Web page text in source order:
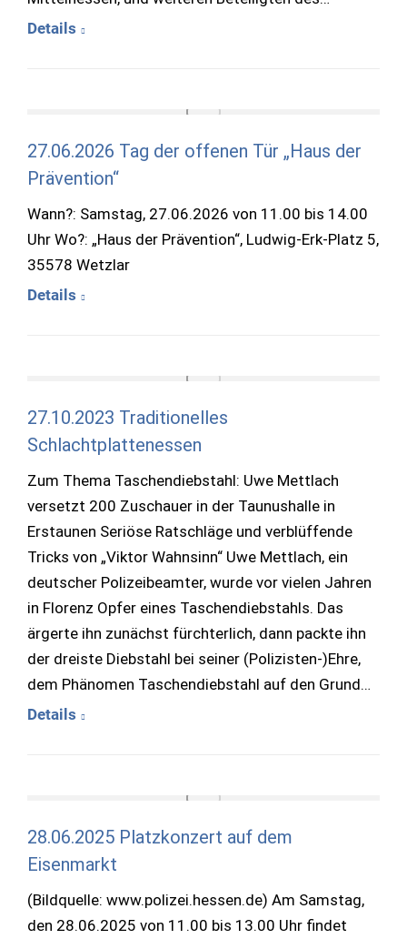
Details
27.06.2026 Tag der offenen Tür „Haus der
Prävention“
Wann?: Samstag, 27.06.2026 von 11.00 bis 14.00
Uhr Wo?: „Haus der Prävention“, Ludwig-Erk-Platz 5,
35578 Wetzlar
Details
27.10.2023 Traditionelles
Schlachtplattenessen
Zum Thema Taschendiebstahl: Uwe Mettlach
versetzt 200 Zuschauer in der Taunushalle in
Erstaunen Seriöse Ratschläge und verblüffende
Tricks von „Viktor Wahnsinn“ Uwe Mettlach, ein
deutscher Polizeibeamter, wurde vor vielen Jahren
in Florenz Opfer eines Taschendiebstahls. Das
ärgerte ihn zunächst fürchterlich, dann packte ihn
der dreiste Diebstahl bei seiner (Polizisten-)Ehre,
dem Phänomen Taschendiebstahl auf den Grund…
Details
28.06.2025 Platzkonzert auf dem
Eisenmarkt
(Bildquelle: www.polizei.hessen.de) Am Samstag,
den 28.06.2025 von 11.00 bis 13.00 Uhr findet